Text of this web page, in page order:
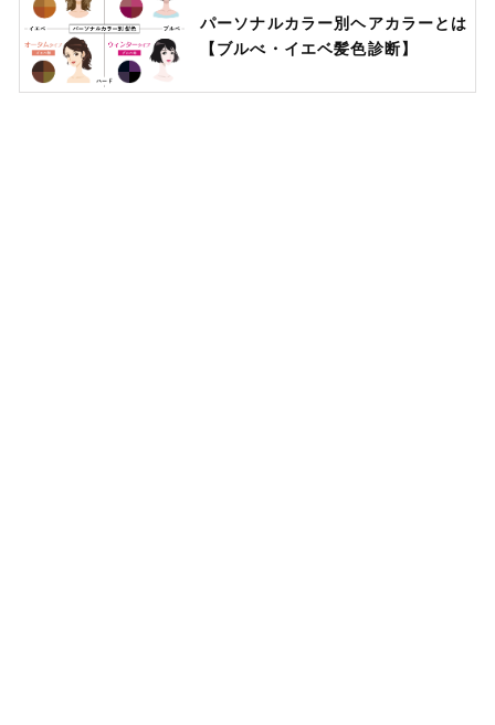
パーソナルカラー別ヘアカラーとは
【ブルべ・イエベ髪色診断】